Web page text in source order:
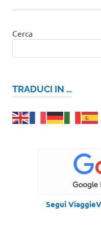
end
puglia
Cerca
TRADUCI IN …
Segui